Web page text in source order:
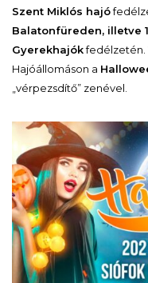
Szent Miklós hajó
Balatonfüreden, illetve
Gyerekhajókfedélzetén.
Hajóállomáson a
„vérpezsdítő” zenével.